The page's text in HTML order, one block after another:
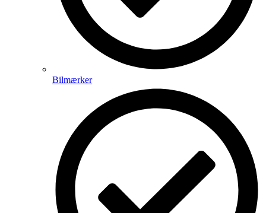
Bilmærker